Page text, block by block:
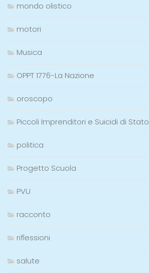
mondo olistico
motori
Musica
OPPT 1776-La Nazione
oroscopo
Piccoli Imprenditori e Suicidi di Stato
politica
Progetto Scuola
PVU
racconto
riflessioni
salute